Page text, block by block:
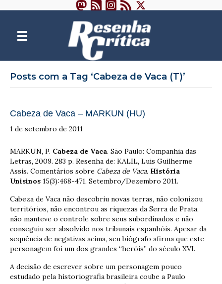
Posts com a Tag ‘Cabeza de Vaca (T)’
Cabeza de Vaca – MARKUN (HU)
1 de setembro de 2011
MARKUN, P. Cabeza de Vaca. São Paulo: Companhia das
Letras, 2009. 283 p. Resenha de: KALIL, Luis Guilherme
Assis. Comentários sobre Cabeza de Vaca. História
Unisinos 15(3):468-471, Setembro/Dezembro 2011.
Cabeza de Vaca não descobriu novas terras, não colonizou
territórios, não encontrou as riquezas da Serra de Prata,
não manteve o controle sobre seus subordinados e não
conseguiu ser absolvido nos tribunais espanhóis. Apesar da
sequência de negativas acima, seu biógrafo afirma que este
personagem foi um dos grandes “heróis” do século XVI.
A decisão de escrever sobre um personagem pouco
estudado pela historiografia brasileira coube a Paulo